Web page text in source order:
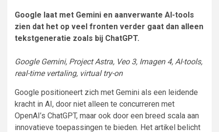
Google laat met Gemini en aanverwante AI-tools
zien dat het op veel fronten verder gaat dan alleen
tekstgeneratie zoals bij ChatGPT.
Google Gemini, Project Astra, Veo 3, Imagen 4, AI-tools,
real-time vertaling, virtual try-on
Google positioneert zich met Gemini als een leidende
kracht in AI, door niet alleen te concurreren met
OpenAI’s ChatGPT, maar ook door een breed scala aan
innovatieve toepassingen te bieden. Het artikel belicht